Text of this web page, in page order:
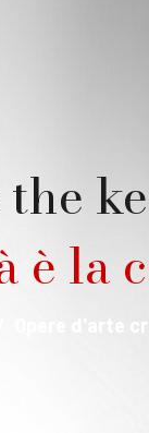
è la
Opere d'arte